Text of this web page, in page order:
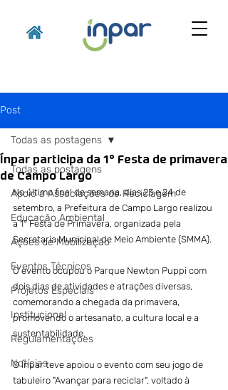
Post
Todas as postagens
Apoio a Associações de Reciclagem
Educação Ambiental
Ações de Mobilização
Eventos Técnicos
Projetos Especiais
Institucional
Regulamentações
Notícias
Todas as postagens
Ínpar participa da 1° Festa de primavera
de Campo Largo
No último final de semana, dias 23 e 24 de
setembro, a Prefeitura de Campo Largo realizou
a 1° Festa de Primavera, organizada pela
Secretaria Municipal de Meio Ambiente (SMMA).
O evento ocupou o Parque Newton Puppi com
dois dias de atividades e atrações diversas,
comemorando a chegada da primavera,
promovendo o artesanato, a cultura local e a
sustentabilidade.
O Ínpar teve apoiou o evento com seu jogo de
tabuleiro "Avançar para reciclar", voltado à